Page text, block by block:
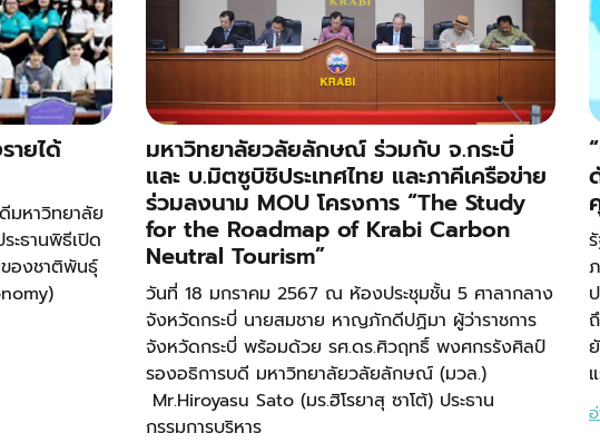
ายได้
หาวิทยาลัย
ะธานพิธีเปิด
องชาติพันธุ์
มหาวิทยาลัยวลัยลักษณ์ ร่วมกับ จ.กระบี่
และ บ.มิตซูบิชิประเทศไทย และภาคีเครือข่าย
ร่วมลงนาม MOU โครงการ “The Study
for the Roadmap of Krabi Carbon
Neutral Tourism”
วันที่​ 18​ มกราคม​ 2567​ ณ​ ห้องประชุมชั้น 5 ศาลากลาง​
จังหวัด​กระบี่ นายสมชาย หาญภักดีปฏิมา ผู้ว่าราชการ
จังหวัดกระบี่​ พร้อมด้วย รศ.ดร.ศิวฤทธิ์ พงศกรรังศิลป์
รองอธิการบดี​ มหาวิทยาลัยวลัยลักษณ์​ (มวล.)​
Mr.Hiroyasu Sato (มร.ฮิโรยาสุ ซาโต้) ประธาน
กรรมการบริหาร